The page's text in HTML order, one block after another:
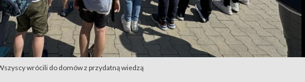
wrócili do domów z przydatną wiedzą